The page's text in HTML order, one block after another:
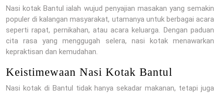
Nasi kotak Bantul ialah wujud penyajian masakan yang semakin
populer di kalangan masyarakat, utamanya untuk berbagai acara
seperti rapat, pernikahan, atau acara keluarga. Dengan paduan
cita rasa yang menggugah selera, nasi kotak menawarkan
kepraktisan dan kemudahan.
Keistimewaan Nasi Kotak Bantul
Nasi kotak di Bantul tidak hanya sekadar makanan, tetapi juga